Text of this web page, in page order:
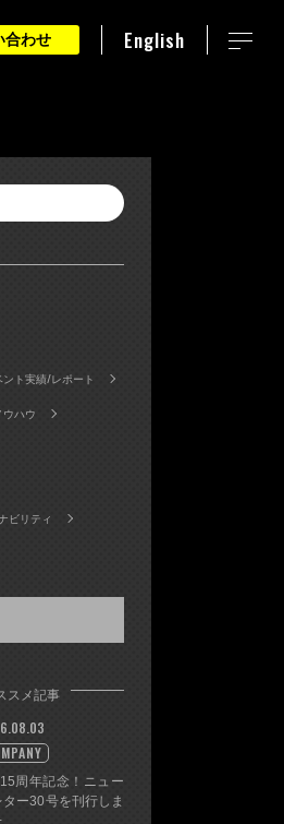
合わせ English
ント実績/レポート
ウハウ
ビリティ
スメ記事
周年記念！ニュー
ター30号を刊行しま